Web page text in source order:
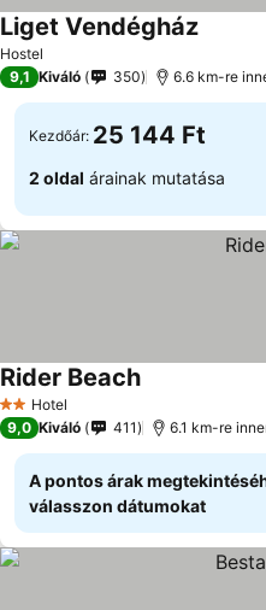
Hostel
Liget Vendégház
9,1 Kiváló 350 6.6 km-re
Kezdőár: 25 144 Ft
2 oldal árainak mutatása
2 Kategória
Hotel
Rider Beach
9,0 Kiváló 411 6.1 km-re
A pontos árak
válasszon dátumokat